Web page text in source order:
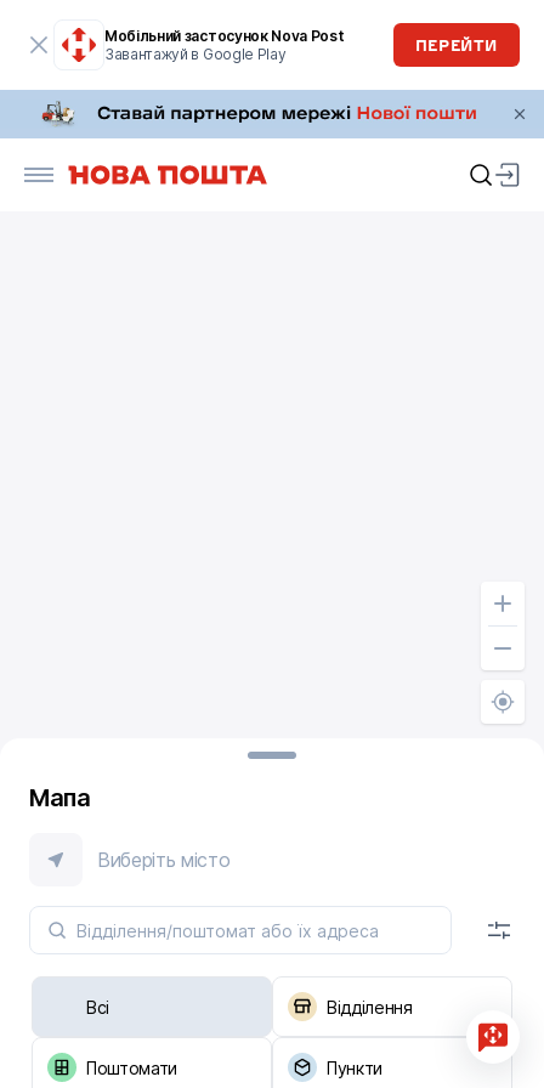
Мобільний застосунок Nova Post
Завантажуй в Google Play
ПЕРЕЙТИ
Мапа
Виберіть місто
Всі Відділення
Поштомати Пункти